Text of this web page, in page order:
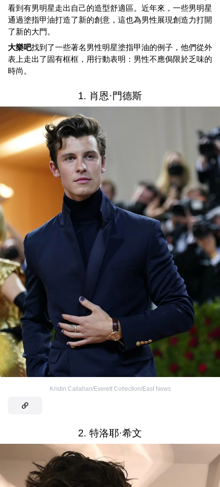
看到有男明星走出自己的造型舒適區。近年來，一些男明星
通過塗指甲油打造了新的創意，這也為男性展現創造力打開
了新的大門。
大樂吧找到了一些著名男性明星塗指甲油的例子，他們從外
表上走出了固有框框，用行動表明：男性不應侷限於乏味的
時尚。
1. 肖恩·門德斯
Kristin Callahan/Everett Collection/East News
2. 特洛耶·希文